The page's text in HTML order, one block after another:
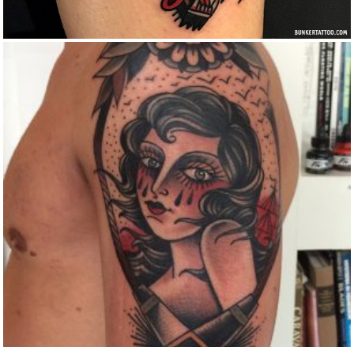
TRADITIONAL WAR GIRL TATTOO
Color Traditional